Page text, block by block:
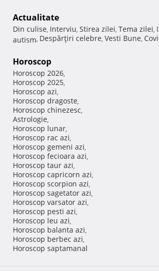
Actualitate
Din culise, Interviu, Stirea zilei, Tema zilei,
autism, Despărţiri celebre, Vesti Bune,
Horoscop
Horoscop 2026,
Horoscop 2025,
Horoscop azi,
Horoscop dragoste,
Horoscop chinezesc,
Astrologie,
Horoscop lunar,
Horoscop rac azi,
Horoscop gemeni azi,
Horoscop fecioara azi,
Horoscop taur azi,
Horoscop capricorn azi,
Horoscop scorpion azi,
Horoscop sagetator azi,
Horoscop varsator azi,
Horoscop pesti azi,
Horoscop leu azi,
Horoscop balanta azi,
Horoscop berbec azi,
Horoscop saptamanal